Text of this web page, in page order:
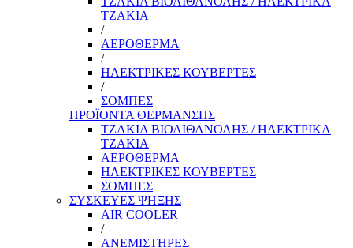
ΤΖΑΚΙΑ
/
ΑΕΡΟΘΕΡΜΑ
/
ΗΛΕΚΤΡΙΚΕΣ ΚΟΥΒΕΡΤΕΣ
/
ΣΟΜΠΕΣ
ΠΡΟΪΟΝΤΑ ΘΕΡΜΑΝΣΗΣ
ΤΖΑΚΙΑ ΒΙΟΑΙΘΑΝΟΛΗΣ / ΗΛΕΚΤΡΙΚΑ
ΤΖΑΚΙΑ
ΑΕΡΟΘΕΡΜΑ
ΗΛΕΚΤΡΙΚΕΣ ΚΟΥΒΕΡΤΕΣ
ΣΟΜΠΕΣ
ΣΥΣΚΕΥΕΣ ΨΗΞΗΣ
AIR COOLER
/
ΑΝΕΜΙΣΤΗΡΕΣ